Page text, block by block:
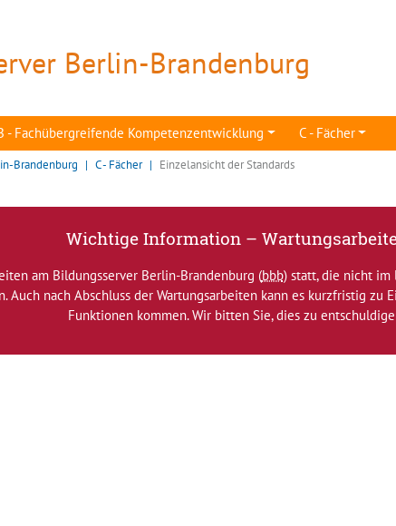
Berlin-Brandenburg
- Fachübergreifende Kompetenzentwicklung C - Fächer
Brandenburg C - Fächer Einzelansicht der Standards
Wichtige Information –
am Bildungsserver Berlin-Brandenburg (bbb) statt, die nicht im
nach Abschluss der Wartungsarbeiten kann es kurzfristig zu
Funktionen kommen. Wir bitten Sie, dies zu